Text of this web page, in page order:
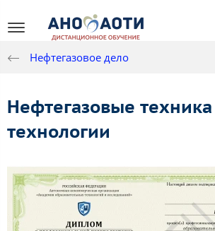
Нефтегазовое дело
Нефтегазовые
технологии